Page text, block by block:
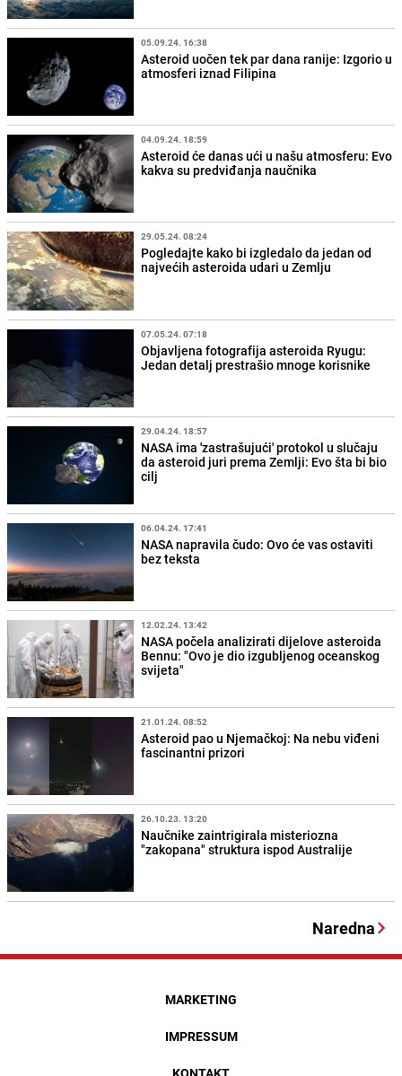
05.09.24. 16:38
Asteroid uočen tek par dana ranije: Izgorio u
atmosferi iznad Filipina
04.09.24. 18:59
Asteroid će danas ući u našu atmosferu: Evo
kakva su predviđanja naučnika
29.05.24. 08:24
Pogledajte kako bi izgledalo da jedan od
najvećih asteroida udari u Zemlju
07.05.24. 07:18
Objavljena fotografija asteroida Ryugu:
Jedan detalj prestrašio mnoge korisnike
29.04.24. 18:57
NASA ima 'zastrašujući' protokol u slučaju
da asteroid juri prema Zemlji: Evo šta bi bio
cilj
06.04.24. 17:41
NASA napravila čudo: Ovo će vas ostaviti
bez teksta
12.02.24. 13:42
NASA počela analizirati dijelove asteroida
Bennu: "Ovo je dio izgubljenog oceanskog
svijeta"
21.01.24. 08:52
Asteroid pao u Njemačkoj: Na nebu viđeni
fascinantni prizori
26.10.23. 13:20
Naučnike zaintrigirala misteriozna
"zakopana" struktura ispod Australije
Naredna
MARKETING
IMPRESSUM